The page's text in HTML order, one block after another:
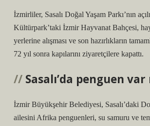
İzmirliler, Sasalı Doğal Yaşam Parkı’nın
Kültürpark’taki İzmir Hayvanat Bahçesi,
yerlerine alışması ve son hazırlıkların
72 yıl sonra kapılarını ziyaretçilere kapattı.
Sasalı’da penguen var
İzmir Büyükşehir Belediyesi, Sasalı’daki
ailesini Afrika penguenleri, su samuru ve